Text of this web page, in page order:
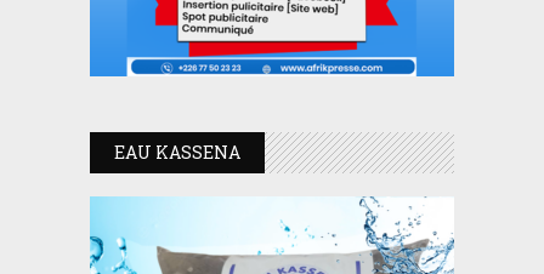
EAU KASSENA